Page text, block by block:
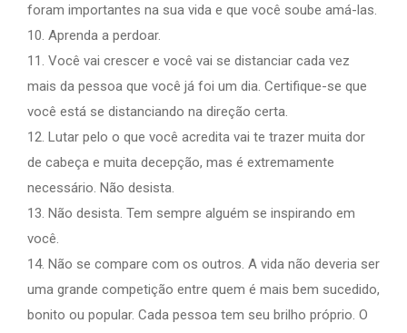
foram importantes na sua vida e que você soube amá-las.
10. Aprenda a perdoar.
11. Você vai crescer e você vai se distanciar cada vez
mais da pessoa que você já foi um dia. Certifique-se que
você está se distanciando na direção certa.
12. Lutar pelo o que você acredita vai te trazer muita dor
de cabeça e muita decepção, mas é extremamente
necessário. Não desista.
13. Não desista. Tem sempre alguém se inspirando em
você.
14. Não se compare com os outros. A vida não deveria ser
uma grande competição entre quem é mais bem sucedido,
bonito ou popular. Cada pessoa tem seu brilho próprio. O